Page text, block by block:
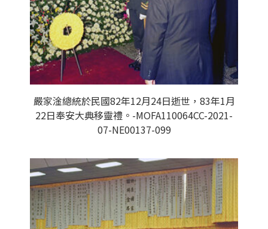
嚴家淦總統於民國82年12月24日逝世，83年1月
22日奉安大典移靈禮。-MOFA110064CC-2021-
07-NE00137-099